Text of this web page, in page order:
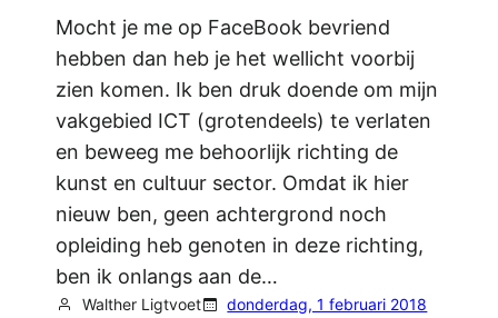
Mocht je me op FaceBook bevriend
hebben dan heb je het wellicht voorbij
zien komen. Ik ben druk doende om mijn
vakgebied ICT (grotendeels) te verlaten
en beweeg me behoorlijk richting de
kunst en cultuur sector. Omdat ik hier
nieuw ben, geen achtergrond noch
opleiding heb genoten in deze richting,
ben ik onlangs aan de…
Walther Ligtvoet
donderdag, 1 februari 2018